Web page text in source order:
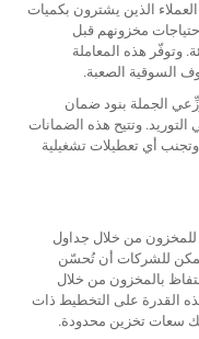
الذين يشترون بكميات
مخزونهم قبل
وتوفّر هذه المعاملة
السوقية الصعبة.
الجملة بنود ضمان
وتتيح هذه الضمانات
وتجنب أي تعطيلات تشغيلية
للمخزون من خلال جداول
للشركات أن تُحسّن
بالمخزون من خلال
القدرة على التخطيط ذات
سعات تخزين محدودة.